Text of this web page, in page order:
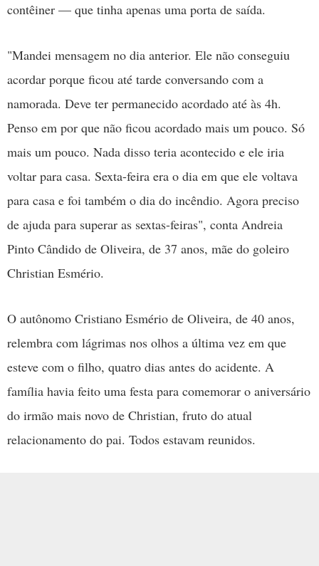
contêiner — que tinha apenas uma porta de saída.
"Mandei mensagem no dia anterior. Ele não conseguiu
acordar porque ficou até tarde conversando com a
namorada. Deve ter permanecido acordado até às 4h.
Penso em por que não ficou acordado mais um pouco. Só
mais um pouco. Nada disso teria acontecido e ele iria
voltar para casa. Sexta-feira era o dia em que ele voltava
para casa e foi também o dia do incêndio. Agora preciso
de ajuda para superar as sextas-feiras", conta Andreia
Pinto Cândido de Oliveira, de 37 anos, mãe do goleiro
Christian Esmério.
O autônomo Cristiano Esmério de Oliveira, de 40 anos,
relembra com lágrimas nos olhos a última vez em que
esteve com o filho, quatro dias antes do acidente. A
família havia feito uma festa para comemorar o aniversário
do irmão mais novo de Christian, fruto do atual
relacionamento do pai. Todos estavam reunidos.